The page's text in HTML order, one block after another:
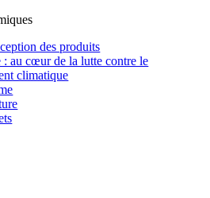
des produits
: au cœur de la lutte contre le
climatique